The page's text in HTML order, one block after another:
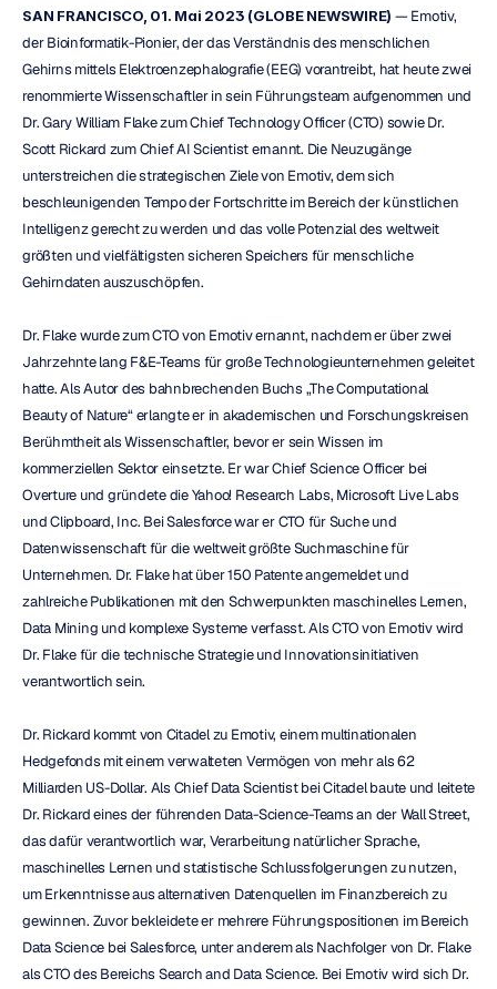
SAN FRANCISCO, 01. Mai 2023 (GLOBE NEWSWIRE) — Emotiv,
der Bioinformatik-Pionier, der das Verständnis des menschlichen
Gehirns mittels Elektroenzephalografie (EEG) vorantreibt, hat heute zwei
renommierte Wissenschaftler in sein Führungsteam aufgenommen und
Dr. Gary William Flake zum Chief Technology Officer (CTO) sowie Dr.
Scott Rickard zum Chief AI Scientist ernannt. Die Neuzugänge
unterstreichen die strategischen Ziele von Emotiv, dem sich
beschleunigenden Tempo der Fortschritte im Bereich der künstlichen
Intelligenz gerecht zu werden und das volle Potenzial des weltweit
größten und vielfältigsten sicheren Speichers für menschliche
Gehirndaten auszuschöpfen.
Dr. Flake wurde zum CTO von Emotiv ernannt, nachdem er über zwei
Jahrzehnte lang F&E-Teams für große Technologieunternehmen geleitet
hatte. Als Autor des bahnbrechenden Buchs „The Computational
Beauty of Nature“ erlangte er in akademischen und Forschungskreisen
Berühmtheit als Wissenschaftler, bevor er sein Wissen im
kommerziellen Sektor einsetzte. Er war Chief Science Officer bei
Overture und gründete die Yahoo! Research Labs, Microsoft Live Labs
und Clipboard, Inc. Bei Salesforce war er CTO für Suche und
Datenwissenschaft für die weltweit größte Suchmaschine für
Unternehmen. Dr. Flake hat über 150 Patente angemeldet und
zahlreiche Publikationen mit den Schwerpunkten maschinelles Lernen,
Data Mining und komplexe Systeme verfasst. Als CTO von Emotiv wird
Dr. Flake für die technische Strategie und Innovationsinitiativen
verantwortlich sein.
Dr. Rickard kommt von Citadel zu Emotiv, einem multinationalen
Hedgefonds mit einem verwalteten Vermögen von mehr als 62
Milliarden US-Dollar. Als Chief Data Scientist bei Citadel baute und leitete
Dr. Rickard eines der führenden Data-Science-Teams an der Wall Street,
das dafür verantwortlich war, Verarbeitung natürlicher Sprache,
maschinelles Lernen und statistische Schlussfolgerungen zu nutzen,
um Erkenntnisse aus alternativen Datenquellen im Finanzbereich zu
gewinnen. Zuvor bekleidete er mehrere Führungspositionen im Bereich
Data Science bei Salesforce, unter anderem als Nachfolger von Dr. Flake
als CTO des Bereichs Search and Data Science. Bei Emotiv wird sich Dr.